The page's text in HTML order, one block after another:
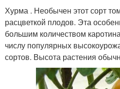
Хурма . Необычен этот сорт
расцветкой плодов. Эта
большим количеством
числу популярных
сортов. Высота растения